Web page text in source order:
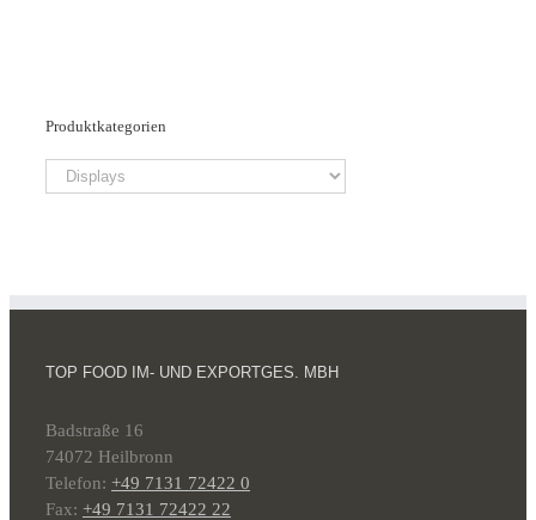
Produktkategorien
TOP FOOD IM- UND EXPORTGES. MBH
Badstraße 16
74072 Heilbronn
Telefon: +49 7131 72422 0
Fax: +49 7131 72422 22